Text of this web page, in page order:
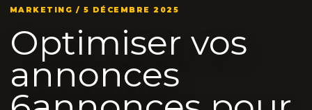
MARKETING / 5 DÉCEMBRE 2025
Optimiser vos
annonces